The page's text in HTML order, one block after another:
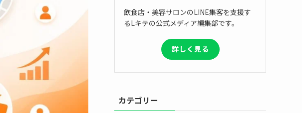
飲食店・美容サロンのLINE集客を支援す
るLキテの公式メディア編集部です。
詳しく見る
カテゴリー